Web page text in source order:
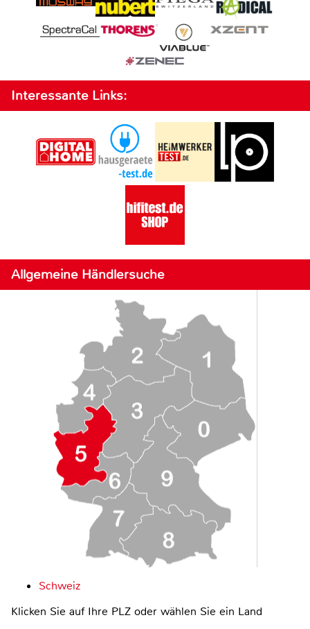
Interessante Links:
Allgemeine Händlersuche
Schweiz
Klicken Sie auf Ihre PLZ oder wählen Sie ein Land